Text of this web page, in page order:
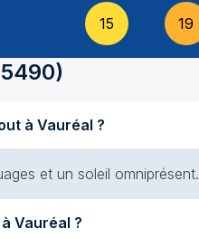
15 19
)
fait-il aujourd'hui vendredi 7 aout à Vauréal ?
et un soleil omniprésent.
samedi 8 aout à Vauréal ?